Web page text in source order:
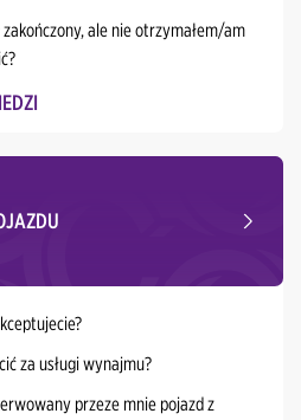
ale nie otrzymałem/am
za usługi wynajmu?
przeze mnie pojazd z